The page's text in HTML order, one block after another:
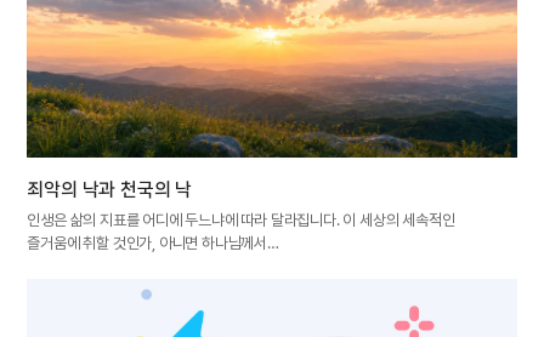
죄악의 낙과 천국의 낙
인생은 삶의 지표를 어디에 두느냐에 따라 달라집니다. 이 세상의 세속적인
즐거움에 취할 것인가, 아니면 하나님께서…